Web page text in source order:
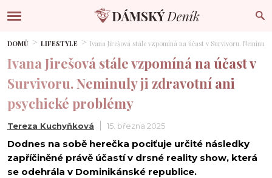
DOMŮ LIFESTYLE Ivana Jirešová stále vzpomíná na účast v Survivoru.
Ivana Jirešová stále vzpomíná na účast v
Survivoru. Neminuly ji zdravotní ani
psychické problémy
Tereza Kuchyňková 15. března 2025
Dodnes na sobě herečka pociťuje určité následky
zapříčiněné právě účastí v drsné reality show, která
se odehrála v Dominikánské republice.